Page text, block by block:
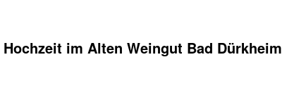
im Alten Weingut Bad Dürkheim